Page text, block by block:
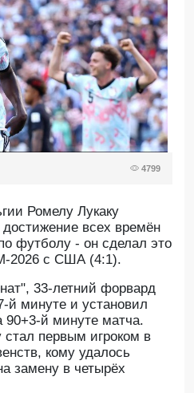
4799
Ромелу Лукаку
всех времён
футболу - он сделал это
2026 с США (4:1).
33-летний форвард
й минуте и установил
90+3-й минуте матча.
стал первым игроком в
кому удалось
замену в четырёх